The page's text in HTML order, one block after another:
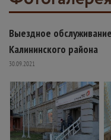
Выездное
Калининского района
30.09.2021